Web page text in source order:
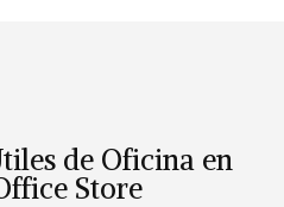
de Oficina en
Store